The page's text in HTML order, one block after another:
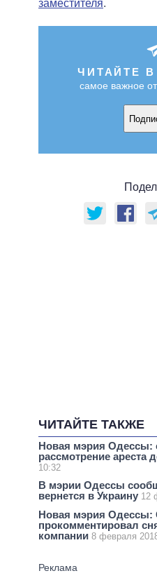
заместителя.
ЧИТАЙТЕ В
самое важное
ЧИТАЙТЕ ТАКЖЕ
Новая мэрия Одессы:
рассмотрение ареста
10:32
В мэрии Одессы
вернется в Украину 12
Новая мэрия Одессы:
прокомментировал
компании 8 февраля